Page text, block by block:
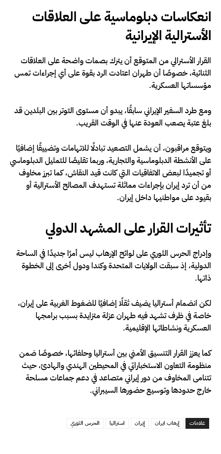
انعكاسات دبلوماسية على العلاقات
الأسترالية الإيرانية
القرار الأسترالي من المتوقع أن يترك بصمات واضحة على العلاقات
الثنائية، خصوصًا أن طهران اعتادت الرد بقوة على أي إجراءات تمس
مؤسساتها العسكرية.
ومع طرد السفير الإيراني سابقًا، يبدو أن مستوى التوتر بين البلدين قد
بلغ عتبة يصعب العودة عنها في الوقت القريب.
ويتوقع مراقبون، أن يشمل التصعيد تبادلًا للاتهامات وتضييقًا إضافيًا
على الأنشطة الدبلوماسية والتجارية، وربما تقليصًا للتمثيل الدبلوماسي
أو تجميدًا لبعض الاتفاقيات التي كانت قيد النقاش، كما تبرز مخاوف
من أن ترد إيران بإجراءات مماثلة تستهدف المصالح الأسترالية أو
بقيود على مواطنيها داخل إيران.
تأثيرات القرار على المشهد الدولي
وإدراج الحرس الثوري على لوائح الإرهاب ليس أمرًا جديدًا في الساحة
الدولية، إذ سبقت الولايات المتحدة وكندا ودول أخرى إلى الخطوة
ذاتها.
لكن انضمام أستراليا يضيف ثقلًا إضافيًا للضغوط الغربية على إيران،
خاصة في ظرف تشهد فيه طهران عزلة متزايدة بسبب برامجها
العسكرية ونشاطاتها الإقليمية.
كما يعزز القرار التنسيق الأمني بين أستراليا وحلفائها، خصوصًا ضمن
منظومة التعاون الاستخباراتي في المحيطين الهندي والهادئ، حيث
تتنامى المخاوف من دور إيراني متصاعد في دعم جماعات مسلحة
خارج حدودها وتوسيع حضورها السيبراني.
علامات إرهاب ايران إيران استراليا الحرس الثوري